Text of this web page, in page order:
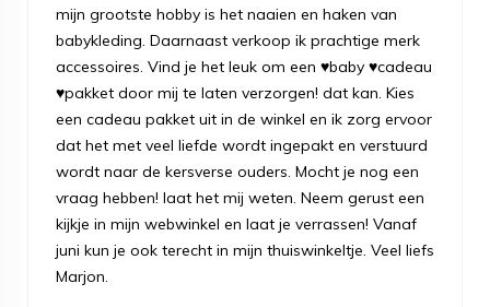
mijn grootste hobby is het naaien en haken van
babykleding. Daarnaast verkoop ik prachtige merk
accessoires. Vind je het leuk om een ♥baby ♥cadeau
♥pakket door mij te laten verzorgen! dat kan. Kies
een cadeau pakket uit in de winkel en ik zorg ervoor
dat het met veel liefde wordt ingepakt en verstuurd
wordt naar de kersverse ouders. Mocht je nog een
vraag hebben! laat het mij weten. Neem gerust een
kijkje in mijn webwinkel en laat je verrassen! Vanaf
juni kun je ook terecht in mijn thuiswinkeltje. Veel liefs
Marjon.